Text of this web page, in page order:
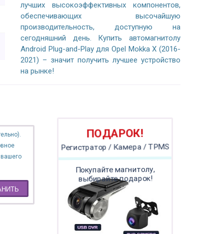
лучших высокоэффективных компонентов,
обеспечивающих высочайшую
производительность, доступную на
сегодняшний день. Купить автомагнитолу
Android Plug-and-Play для Opel Mokka X (2016-
2021) – значит получить лучшее устройство
на рынке!
ПОДАРОК!
Регистратор / Камера / TPMS
Покупайте магнитолу,
выбирайте подарок!